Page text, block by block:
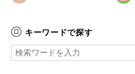
キーワードで探す